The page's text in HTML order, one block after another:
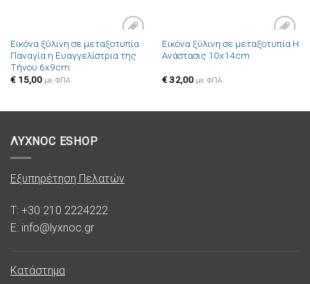
Πρόσθήκη
στην λίστα
Εικόνα ξύλινη σε μεταξοτυπία
Παναγία η Ευαγγελίστρια της
Τήνου 6x9cm
€15,00 με ΦΠΑ
Πρόσθήκη
Εικόνα ξύλινη σε μεταξοτυπία Η
Ανάστασις 10x14cm
€32,00 με ΦΠΑ
ΛΥΧΝΟC ESHOP
Εξυπηρέτηση Πελατών
T: +30 210 2224222
E: info@lyxnoc.gr
Κατάστημα